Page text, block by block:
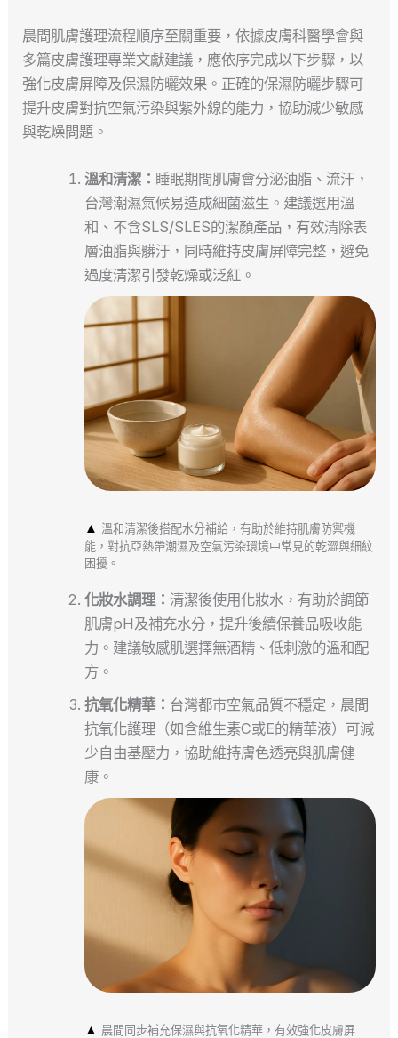
晨間肌膚護理流程順序至關重要，依據皮膚科醫學會與
多篇皮膚護理專業文獻建議，應依序完成以下步驟，以
強化皮膚屏障及保濕防曬效果。正確的保濕防曬步驟可
提升皮膚對抗空氣污染與紫外線的能力，協助減少敏感
與乾燥問題。
溫和清潔： 睡眠期間肌膚會分泌油脂、流汗，
台灣潮濕氣候易造成細菌滋生。建議選用溫
和、不含SLS/SLES的潔顏產品，有效清除表
層油脂與髒汙，同時維持皮膚屏障完整，避免
過度清潔引發乾燥或泛紅。
▲ 溫和清潔後搭配水分補給，有助於維持肌膚防禦機
能，對抗亞熱帶潮濕及空氣污染環境中常見的乾澀與細紋
困擾。
化妝水調理： 清潔後使用化妝水，有助於調節
肌膚pH及補充水分，提升後續保養品吸收能
力。建議敏感肌選擇無酒精、低刺激的溫和配
方。
抗氧化精華： 台灣都市空氣品質不穩定，晨間
抗氧化護理（如含維生素C或E的精華液）可減
少自由基壓力，協助維持膚色透亮與肌膚健
康。
▲ 晨間同步補充保濕與抗氧化精華，有效強化皮膚屏